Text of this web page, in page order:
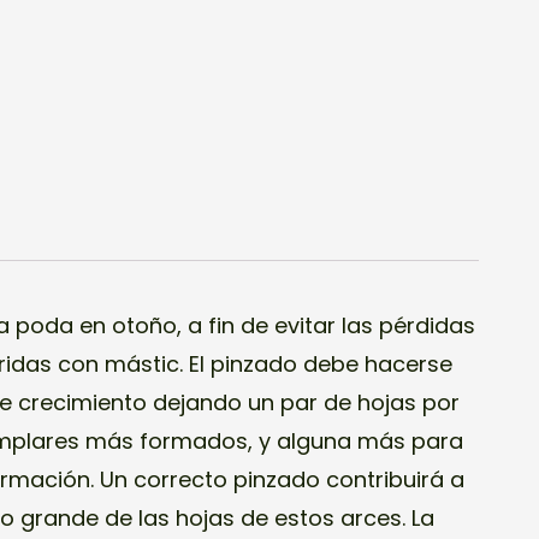
poda en otoño, a fin de evitar las pérdidas
con mástic. El pinzado debe hacerse
crecimiento dejando un par de hojas por
más formados, y alguna más para
Un correcto pinzado contribuirá a
grande de las hojas de estos arces. La